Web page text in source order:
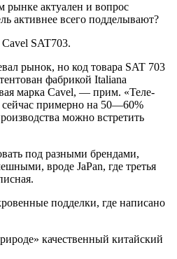
рынке актуален и вопрос
активнее всего подделывают?
SAT703.
рынок, но код товара SAT 703
фабрикой Italiana
марка Cavel, — прим. «Теле-
примерно на 50—60%
можно встретить
под разными брендами,
вроде JaPan, где третья
подделки, где написано
качественный китайский